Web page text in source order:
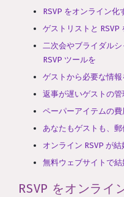
RSVP をオンライン化
ゲストリストと RSVP
二次会やブライダル
RSVP ツールを
ゲストから必要な情
返事が遅いゲストの管
ペーパーアイテムの
あなたもゲストも、
オンライン RSVP が
無料ウェブサイトで
RSVP をオンライ